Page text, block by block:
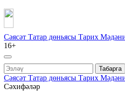
Сәясәт Татар дөньясы Тарих
16+
Табарга
Сәясәт Татар дөньясы Тарих
Сәхифәләр